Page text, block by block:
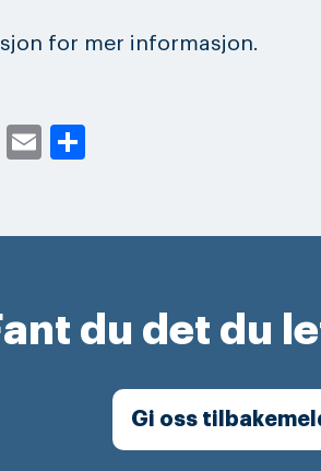
for mer informasjon.
Twitter
Email
du det du
Gi oss